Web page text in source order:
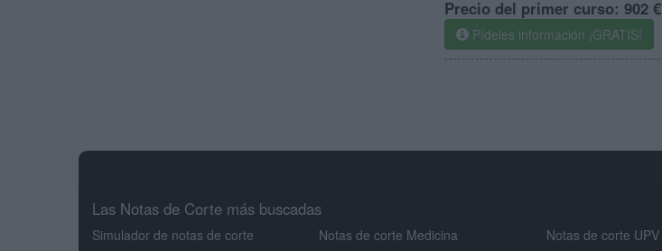
Precio del primer curso: 902 €
Pídeles información ¡GRATIS!
Las Notas de Corte más buscadas
Simulador de notas de corte Notas de corte Medicina Notas de corte UPV